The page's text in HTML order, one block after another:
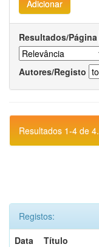
Resultados/Página
Autores/Registo
Resultados 1-4 de 4.
Registos:
Data
Título